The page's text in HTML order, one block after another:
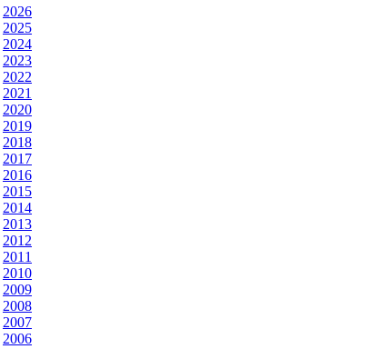
2026
2025
2024
2023
2022
2021
2020
2019
2018
2017
2016
2015
2014
2013
2012
2011
2010
2009
2008
2007
2006